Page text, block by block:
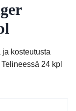
kosteutusta
24 kpl